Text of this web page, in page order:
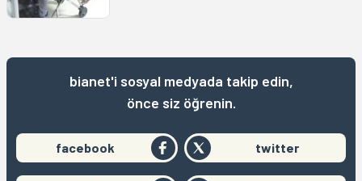
bianet'i sosyal medyada takip edin,
önce siz öğrenin.
facebook twitter